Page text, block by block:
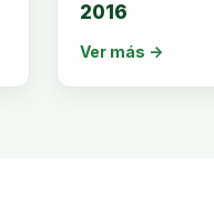
2016
Ver más →